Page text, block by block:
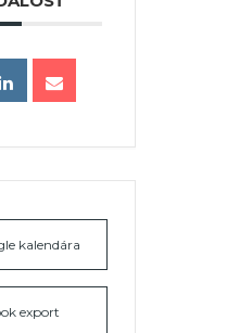
kalendára
export